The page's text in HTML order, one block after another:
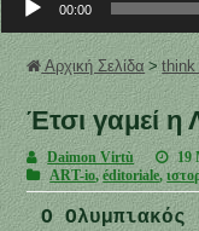
00:00
Αρχική Σελίδα > think
Έτσι γαμεί
Daimon Virtù
19
ART-io,éditoriale,
Ο Ολυμπιακός